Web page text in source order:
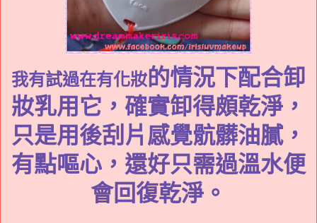
我有試過在有化妝的情況下配合卸
妝乳用它，確實卸得頗乾淨，
只是用後刮片感覺骯髒油膩，
有點嘔心，還好只需過溫水便
會回復乾淨。